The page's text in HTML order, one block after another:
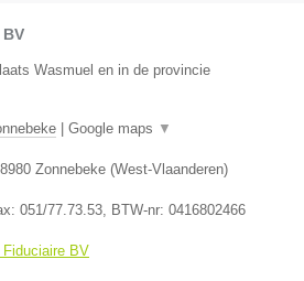
Wasmuel en in de provincie
Google maps ▼
8980 Zonnebeke (West-Vlaanderen)
051/77.73.53 , BTW-nr: 0416802466
Fiduciaire BV